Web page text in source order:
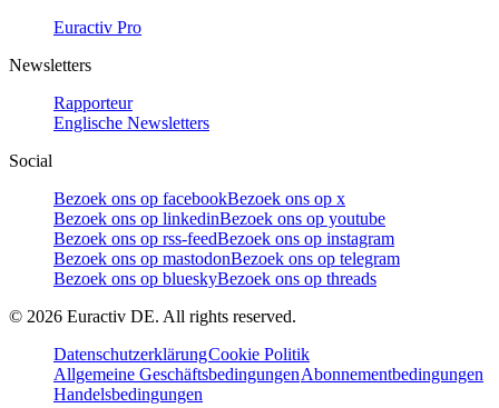
Euractiv Pro
Newsletters
Rapporteur
Englische Newsletters
Social
Bezoek ons op facebookBezoek ons op x
Bezoek ons op linkedinBezoek ons op youtube
Bezoek ons op rss-feedBezoek ons op instagram
Bezoek ons op mastodonBezoek ons op telegram
Bezoek ons op blueskyBezoek ons op threads
© 2026 Euractiv DE. All rights reserved.
DatenschutzerklärungCookie Politik
Allgemeine GeschäftsbedingungenAbonnementbedingungen
Handelsbedingungen